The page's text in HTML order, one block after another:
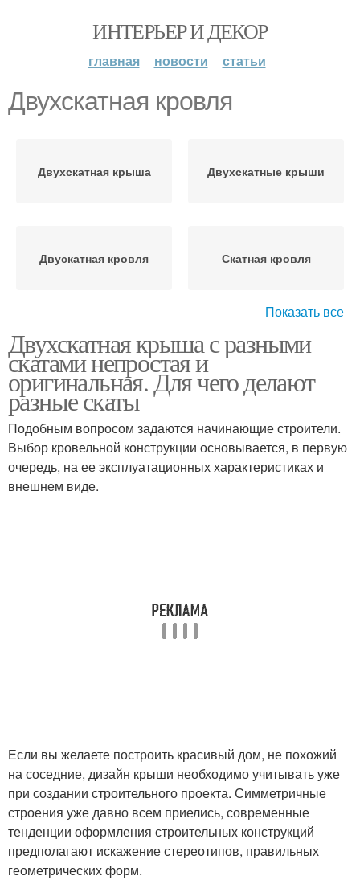
ИНТЕРЬЕР И ДЕКОР
главная новости статьи
Двухскатная кровля
Двухскатная крыша Двухскатные крыши
Двускатная кровля Скатная кровля
Многоскатная кровля Односкатная кровля
Односкатные кровли Плоская кровля
Показать все
Двухскатная крыша с разными
скатами непростая и
оригинальная. Для чего делают
разные скаты
Подобным вопросом задаются начинающие строители.
Выбор кровельной конструкции основывается, в первую
очередь, на ее эксплуатационных характеристиках и
внешнем виде.
Если вы желаете построить красивый дом, не похожий
на соседние, дизайн крыши необходимо учитывать уже
при создании строительного проекта. Симметричные
строения уже давно всем приелись, современные
тенденции оформления строительных конструкций
предполагают искажение стереотипов, правильных
геометрических форм.